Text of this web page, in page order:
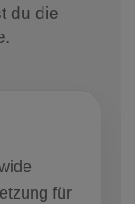
du die
für